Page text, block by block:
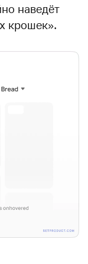
наведёт
крошек».